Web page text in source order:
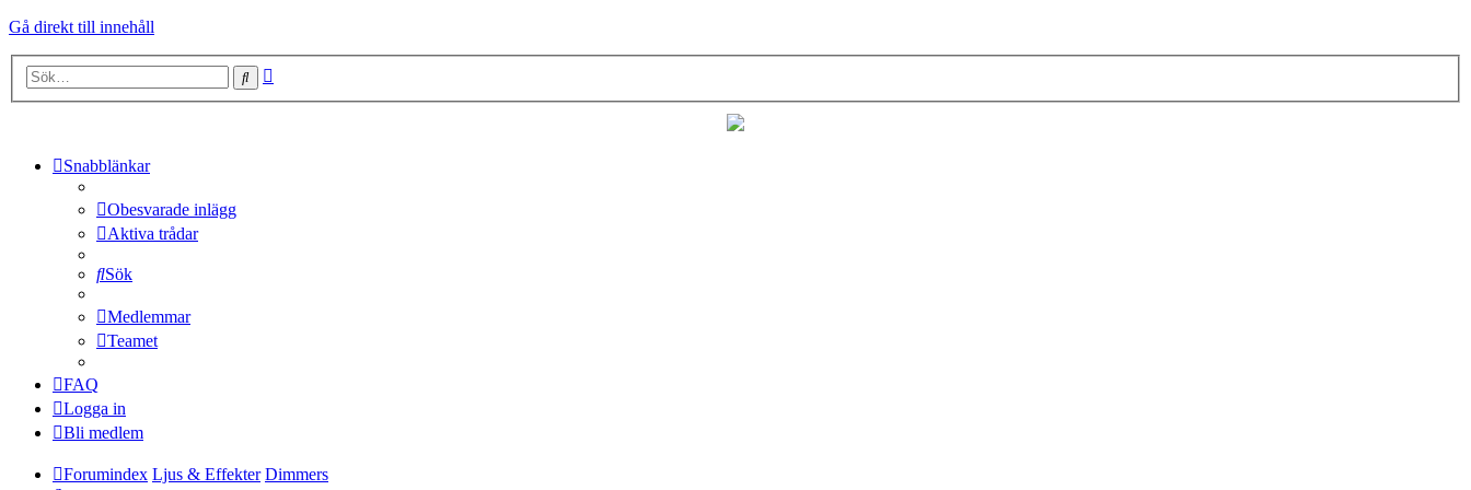
Gå direkt till innehåll
Sök
Snabblänkar
Obesvarade inlägg
Aktiva trådar
Sök
Medlemmar
Teamet
FAQ
Logga in
Bli medlem
Forumindex Ljus & Effekter Dimmers